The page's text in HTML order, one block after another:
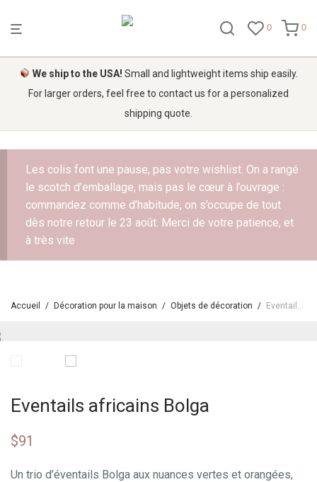
0 0
We ship to the USA! Small and lightweight items ship easily.
For larger orders, feel free to contact us for a personalized
shipping quote.
Les colis font une pause, pas votre wishlist. On a rangé
le scotch d’emballage, mais pas le cœur à l’ouvrage :
commandez comme d’habitude, on s’occupe de tout
dès notre retour le 23 août. Merci de votre patience, et
à très vite
Accueil / Décoration pour la maison / Objets de décoration / Eventails africains Bolga
Eventails africains Bolga
$91
Un trio d’éventails Bolga aux nuances vertes et orangées,